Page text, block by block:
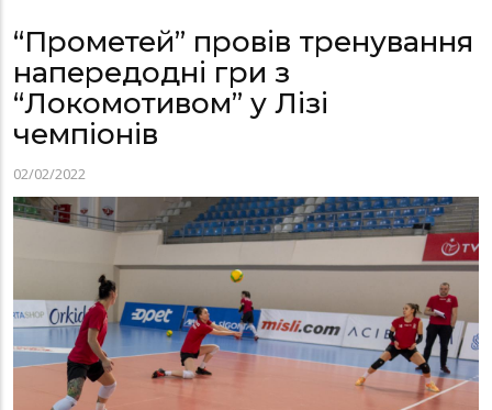
“Прометей” провів тренування
напередодні гри з
“Локомотивом” у Лізі
чемпіонів
02/02/2022